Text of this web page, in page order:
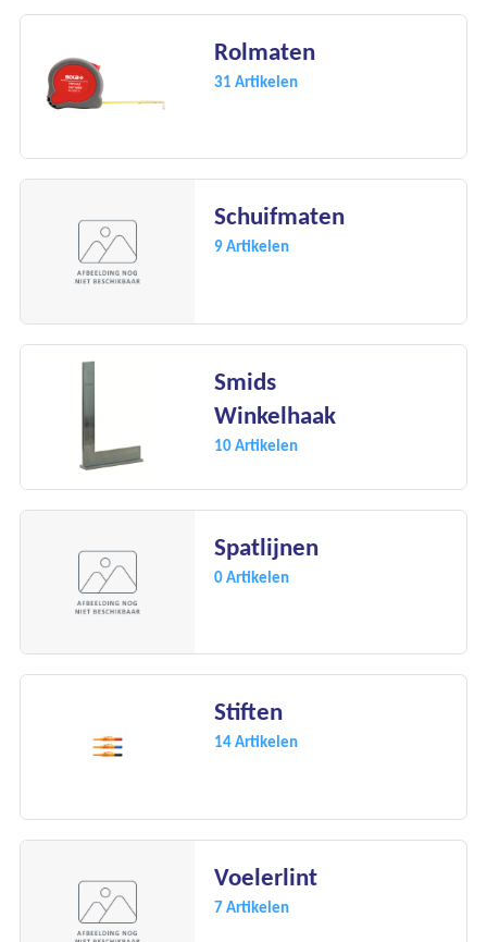
Rolmaten
31 Artikelen
Schuifmaten
9 Artikelen
Smids
Winkelhaak
10 Artikelen
Spatlijnen
0 Artikelen
Stiften
14 Artikelen
Voelerlint
7 Artikelen